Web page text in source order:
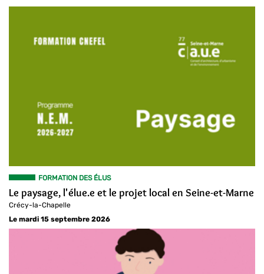
FORMATION DES ÉLUS
Le paysage, l'élue.e et le projet local en Seine-et-Marne
Crécy-la-Chapelle
Le mardi 15 septembre 2026